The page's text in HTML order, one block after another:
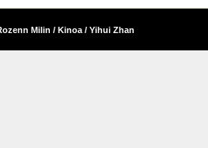
Milin / Kinoa / Yihui Zhan